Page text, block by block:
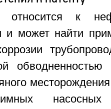
относится к
и может найти
обводненностью